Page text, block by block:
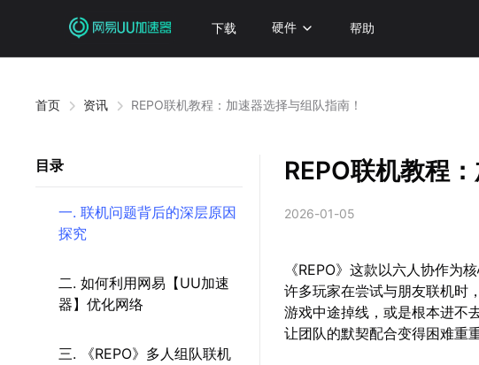
下载 硬件 帮助
首页 资讯 REPO联机教程：加速器选择与组队指南！
目录
一. 联机问题背后的深层原因
探究
二. 如何利用网易【UU加速
器】优化网络
三. 《REPO》多人组队联机
REPO联机教程
2026-01-05
《REPO》这款以六人协作为
许多玩家在尝试与朋友联机时
游戏中途掉线，或是根本进不
让团队的默契配合变得困难重重